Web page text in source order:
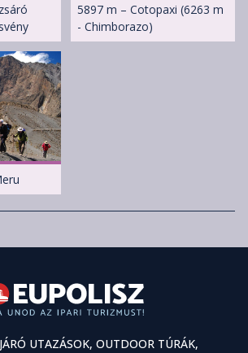
5897 m – Cotopaxi (6263 m
- Chimborazo)
UTAZÁSOK, OUTDOOR TÚRÁK,